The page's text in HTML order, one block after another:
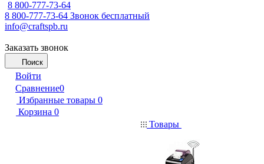
8 800-777-73-64
8 800-777-73-64 Звонок бесплатный
info@craftspb.ru
Заказать звонок
Поиск
Войти
Сравнение0
Избранные товары 0
Корзина 0
Товары